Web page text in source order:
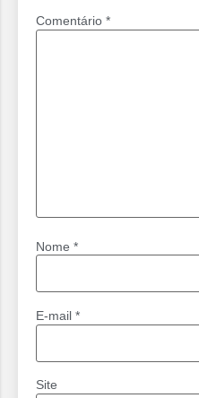
Comentário *
Nome *
E-mail *
Site